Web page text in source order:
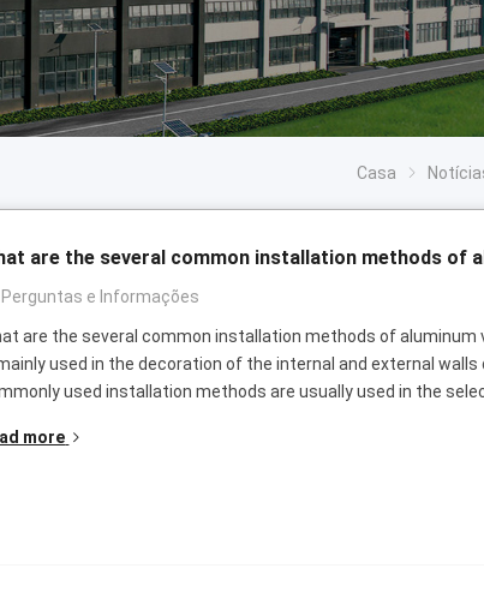
Casa
are the several common installation methods of
Perguntas e Informações
are the several common installation methods of aluminum
used in the decoration of the internal and external walls
used installation methods are usually used in the
more